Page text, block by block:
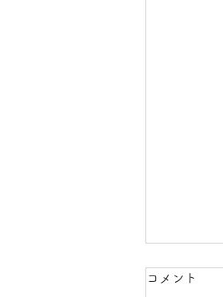
コメント